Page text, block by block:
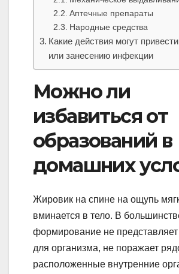
Аптечные препараты
Народные средства
Какие действия могут
или занесению инфекции
Можно ли
избавиться от
образований в
домашних
Жировик на спине на ощупь
вминается в тело. В
формирование не представляет
для организма, не поражает
расположенные внутренние